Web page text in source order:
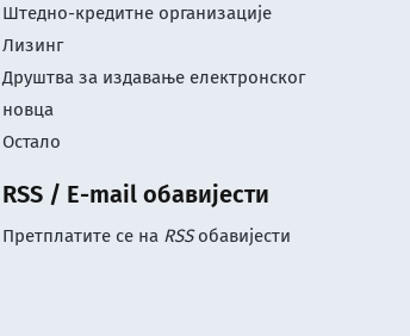
Штедно-кредитне организације
Лизинг
Друштва за издавање електронског
новца
Остало
RSS / E-mail обавијести
Претплатите се на RSSобавијести